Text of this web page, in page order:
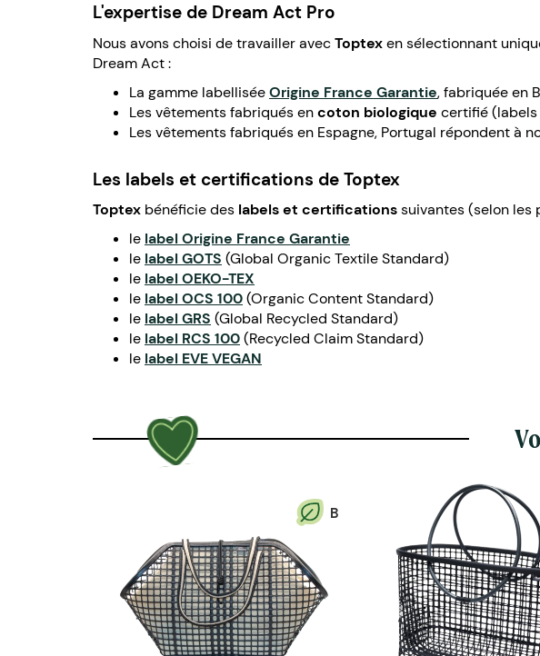
L'expertise de Dream Act Pro
Nous avons choisi de travailler avecToptexen sélectionnant
Dream Act :
La gamme labelliséeOrigine France Garantie, fabriquée en
Les vêtements fabriqués encoton biologique certifié (labels
Les vêtements fabriqués en Espagne, Portugal répondent à
Les labels et certifications de Toptex
Toptex bénéficie des labels et certificationssuivantes (selon les
le label Origine France Garantie
le label GOTS (Global Organic Textile Standard)
le label OEKO-TEX
le label OCS 100(Organic Content Standard)
le label GRS (Global Recycled Standard)
le label RCS 100(Recycled Claim Standard)
le label EVE VEGAN
B